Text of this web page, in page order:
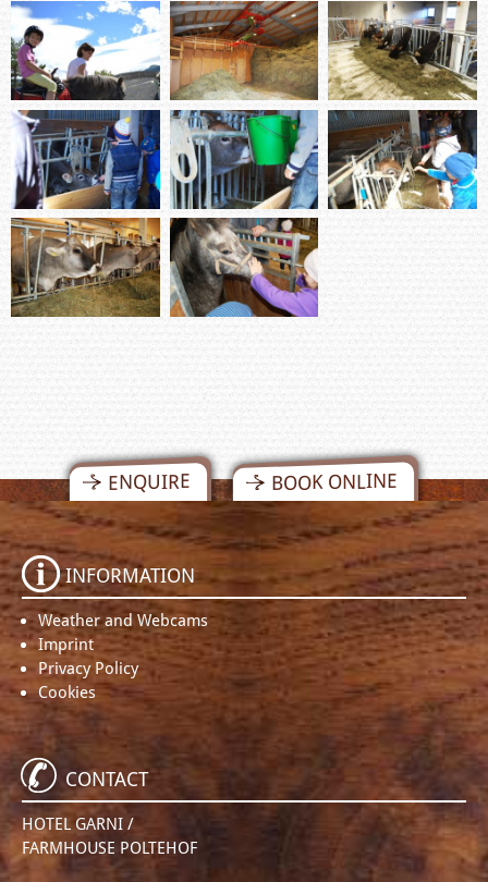
ENQUIRE BOOK ONLINE
INFORMATION
Weather and Webcams
Imprint
Privacy Policy
Cookies
CONTACT
HOTEL GARNI /
FARMHOUSE POLTEHOF